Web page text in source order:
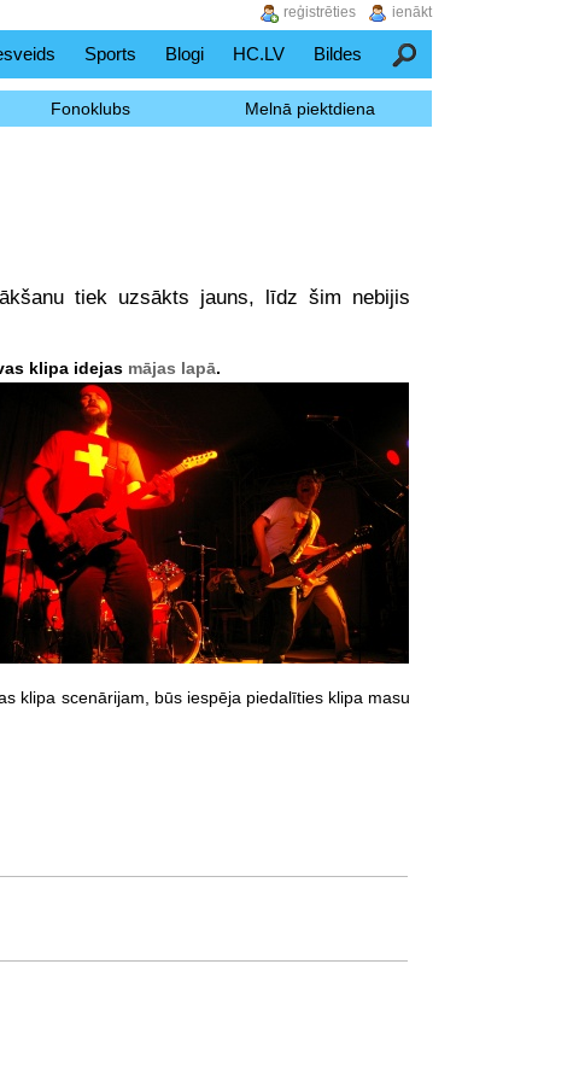
Sports Blogi HC.LV Bildes Meklēšana
Fonoklubs Melnā piektdiena
tiek uzsākts jauns, līdz šim nebijis
klipa idejas mājas lapā.
klipa scenārijam, būs iespēja piedalīties klipa masu
ienākt
reģistrēties